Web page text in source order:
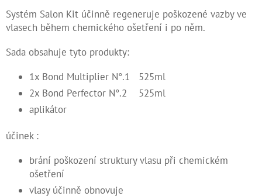
Kontakty
Měna
Přihlášení
Systém Salon Kit účinně regeneruje poškozené vazby ve
vlasech během chemického ošetření i po něm.
Sada obsahuje tyto produkty:
1x Bond Multiplier N°.1 525ml
2x Bond Perfector N°.2 525ml
aplikátor
účinek :
brání poškození struktury vlasu při chemickém
ošetření
vlasy účinně obnovuje